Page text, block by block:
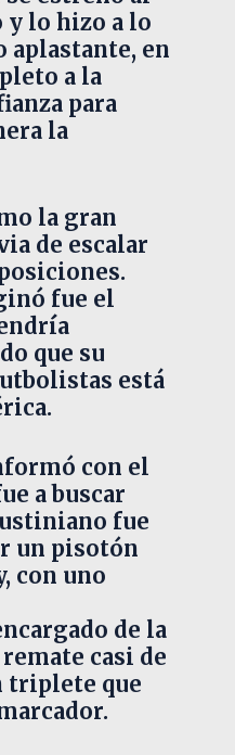
lo hizo a lo
aplastante, en
a la
para
la
la gran
de escalar
fue el
que su
está
con el
a buscar
fue
un pisotón
con uno
de la
casi de
triplete que